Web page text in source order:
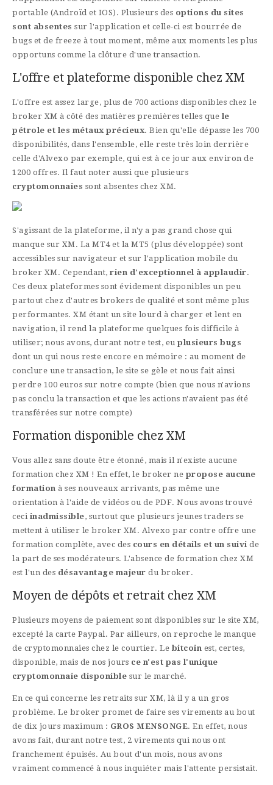
portable (Androïd et IOS). Plusieurs des options du sites
sont absentes sur l'application et celle-ci est bourrée de
bugs et de freeze à tout moment, même aux moments les plus
opportuns comme la clôture d'une transaction.
L'offre et plateforme disponible chez XM
L'offre est assez large, plus de 700 actions disponibles chez le
broker XM à côté des matières premières telles que le
pétrole et les métaux précieux. Bien qu'elle dépasse les 700
disponibilités, dans l'ensemble, elle reste très loin derrière
celle d'Alvexo par exemple, qui est à ce jour aux environ de
1200 offres. Il faut noter aussi que plusieurs
cryptomonnaies sont absentes chez XM.
S'agissant de la plateforme, il n'y a pas grand chose qui
manque sur XM. La MT4 et la MT5 (plus développée) sont
accessibles sur navigateur et sur l'application mobile du
broker XM. Cependant, rien d'exceptionnel à applaudir.
Ces deux plateformes sont évidement disponibles un peu
partout chez d'autres brokers de qualité et sont même plus
performantes. XM étant un site lourd à charger et lent en
navigation, il rend la plateforme quelques fois difficile à
utiliser; nous avons, durant notre test, eu plusieurs bugs
dont un qui nous reste encore en mémoire : au moment de
conclure une transaction, le site se gèle et nous fait ainsi
perdre 100 euros sur notre compte (bien que nous n'avions
pas conclu la transaction et que les actions n'avaient pas été
transférées sur notre compte)
Formation disponible chez XM
Vous allez sans doute être étonné, mais il n'existe aucune
formation chez XM ! En effet, le broker ne propose aucune
formation à ses nouveaux arrivants, pas même une
orientation à l'aide de vidéos ou de PDF. Nous avons trouvé
ceci inadmissible, surtout que plusieurs jeunes traders se
mettent à utiliser le broker XM. Alvexo par contre offre une
formation complète, avec des cours en détails et un suivi de
la part de ses modérateurs. L'absence de formation chez XM
est l'un des désavantage majeur du broker.
Moyen de dépôts et retrait chez XM
Plusieurs moyens de paiement sont disponibles sur le site XM,
excepté la carte Paypal. Par ailleurs, on reproche le manque
de cryptomonnaies chez le courtier. Le bitcoin est, certes,
disponible, mais de nos jours ce n'est pas l'unique
cryptomonnaie disponible sur le marché.
En ce qui concerne les retraits sur XM, là il y a un gros
problème. Le broker promet de faire ses virements au bout
de dix jours maximum : GROS MENSONGE. En effet, nous
avons fait, durant notre test, 2 virements qui nous ont
franchement épuisés. Au bout d'un mois, nous avons
vraiment commencé à nous inquiéter mais l'attente persistait.